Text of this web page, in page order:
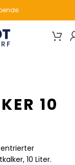
10
10 Liter.